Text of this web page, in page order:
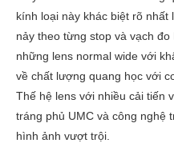
kính loại này khác biệt rõ
nảy theo từng stop và vạch
những lens normal wide với
về chất lượng quang học với
Thế hệ lens với nhiều cải tiến
tráng phủ UMC và công nghệ
hình ảnh vượt trội.